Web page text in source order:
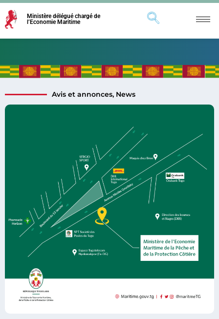
Ministère délégué chargé de
l’Economie Maritime
Avis et annonces, News